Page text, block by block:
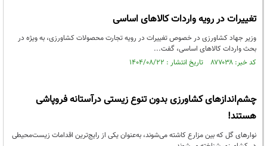
تغییرات در رویه واردات کالاهای اساسی
وزیر جهاد کشاورزی در خصوص تغییرات در رویه تجارت محصولات کشاورزی، به ویژه در
بحث واردات کالاهای اساسی، گفت...
کد خبر: ۸۷۷۰۳۸ تاریخ انتشار : ۱۴۰۴/۰۸/۲۲
چشم‌اندازهای کشاورزی بدون تنوع زیستی درآستانه فروپاشی
هستند!
نوارهای گل که بین مزارع کاشته می‌شوند، به‌عنوان یکی از رایج‌ترین اقدامات زیست‌محیطی